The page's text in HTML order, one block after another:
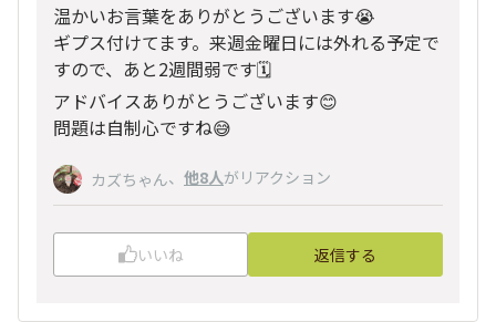
温かいお言葉をありがとうございます😭
ギプス付けてます。来週金曜日には外れる予定で
すので、あと2週間弱です🗓️
アドバイスありがとうございます😊
問題は自制心ですね😅
カズちゃん、 他8人がリアクション
いいね 返信する